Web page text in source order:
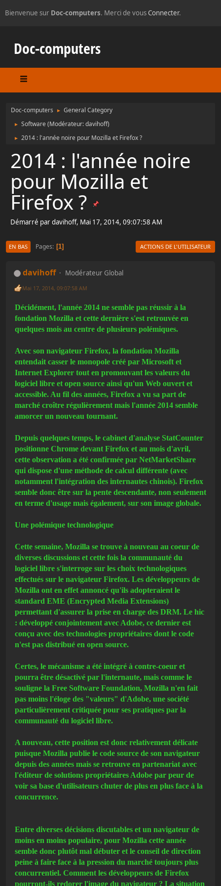
Bienvenue sur Doc-computers. Merci de vousConnecter.
Doc-computers
Doc-computers ► General Category
► Software (Modérateur:davihoff)
► 2014 : l'année noire pour Mozilla et Firefox ?
2014 : l'année noire
pour Mozilla et
Firefox ?
Démarré par davihoff, Mai 17, 2014, 09:07:58 AM
EN BAS Pages 1 ACTIONS DE L'UTILISATEUR
davihoff Modérateur Global
Mai 17, 2014, 09:07:58 AM
Décidément, l'année 2014 ne semble pas réussir à la
fondation Mozilla et cette dernière s'est retrouvée en
quelques mois au centre de plusieurs polémiques.
Avec son navigateur Firefox, la fondation Mozilla
entendait casser le monopole créé par Microsoft et
Internet Explorer tout en promouvant les valeurs du
logiciel libre et open source ainsi qu'un Web ouvert et
accessible. Au fil des années, Firefox a vu sa part de
marché croître régulièrement mais l'année 2014 semble
amorcer un nouveau tournant.
Depuis quelques temps, le cabinet d'analyse StatCounter
positionne Chrome devant Firefox et au mois d'avril,
cette observation a été confirmée par NetMarketShare
qui dispose d'une méthode de calcul différente (avec
notamment l'intégration des internautes chinois). Firefox
semble donc être sur la pente descendante, non seulement
en terme d'usage mais également, sur son image globale.
Une polémique technologique
Cette semaine, Mozilla se trouve à nouveau au coeur de
diverses discussions et cette fois la communauté du
logiciel libre s'interroge sur les choix technologiques
effectués sur le navigateur Firefox. Les développeurs de
Mozilla ont en effet annoncé qu'ils adopteraient le
standard EME (Encrypted Media Extensions)
permettant d'assurer la prise en charge des DRM. Le hic
: développé conjointement avec Adobe, ce dernier est
conçu avec des technologies propriétaires dont le code
n'est pas distribué en open source.
Certes, le mécanisme a été intégré à contre-coeur et
pourra être désactivé par l'internaute, mais comme le
souligne la Free Software Foundation, Mozilla n'en fait
pas moins l'éloge des "valeurs" d'Adobe, une société
particulièrement critiquée pour ses pratiques par la
communauté du logiciel libre.
A nouveau, cette position est donc relativement délicate
puisque Mozilla publie le code source de son navigateur
depuis des années mais se retrouve en partenariat avec
l'éditeur de solutions propriétaires Adobe par peur de
voir sa base d'utilisateurs chuter de plus en plus face à la
concurrence.
Entre diverses décisions discutables et un navigateur de
moins en moins populaire, pour Mozilla cette année
semble donc plutôt mal débuter et le conseil de direction
peine à faire face à la pression du marché toujours plus
concurrentiel. Comment les développeurs de Firefox
pourront-ils redorer l'image du navigateur ? La situation